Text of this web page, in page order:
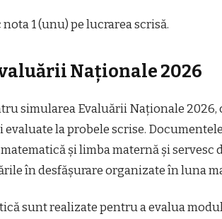
1 (unu) pe lucrarea scrisă.
Naționale 2026
simularea Evaluării Naționale 2026,
la probele scrise. Documentele
și limba maternă și servesc
în desfășurare organizate în luna
sunt realizate pentru a evalua